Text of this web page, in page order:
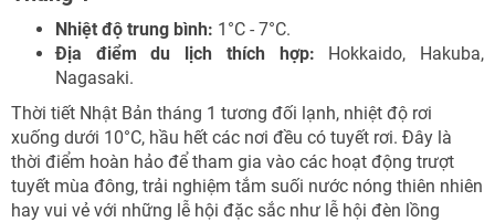
Nhiệt độ trung bình: 1°C - 7°C.
Địa điểm du lịch thích hợp: Hokkaido, Hakuba,
Nagasaki.
Thời tiết Nhật Bản tháng 1 tương đối lạnh, nhiệt độ rơi
xuống dưới 10°C, hầu hết các nơi đều có tuyết rơi. Đây là
thời điểm hoàn hảo để tham gia vào các hoạt động trượt
tuyết mùa đông, trải nghiệm tắm suối nước nóng thiên nhiên
hay vui vẻ với những lễ hội đặc sắc như lễ hội đèn lồng